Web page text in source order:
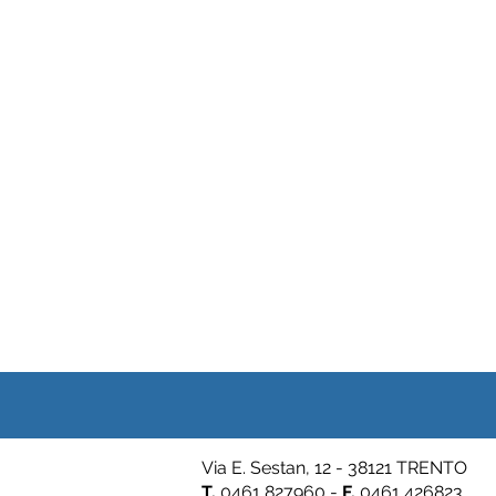
Via E. Sestan, 12 - 38121 TRENTO